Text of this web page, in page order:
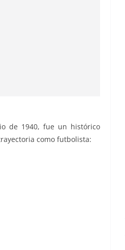
de 1940, fue un histórico
como futbolista: